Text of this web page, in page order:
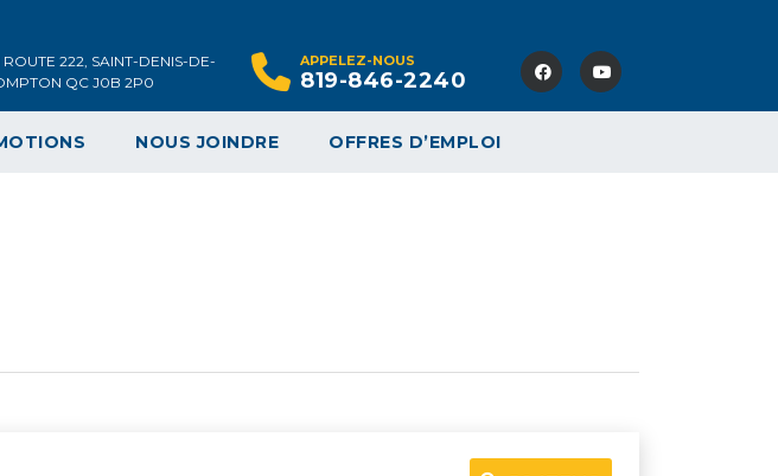
APPELEZ-NOUS
819-846-2240
ROUTE 222, SAINT-DENIS-DE-
QC J0B 2P0
NOUS JOINDRE OFFRES D’EMPLOI